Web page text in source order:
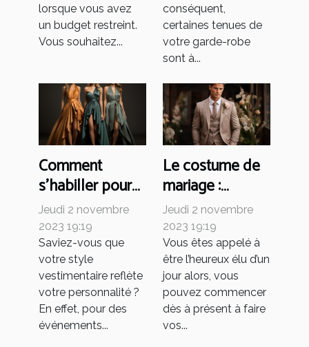
lorsque vous avez
un budget restreint.
Vous souhaitez...
conséquent,
certaines tenues de
votre garde-robe
sont à...
Comment
s’habiller pour
un gala ?
Jeudi 2 novembre
2023 19:19
Saviez-vous que
votre style
vestimentaire reflète
votre personnalité ?
En effet, pour des
événements...
Le costume de
mariage :
comment faire
son choix ?
Jeudi 2 novembre
2023 19:19
Vous êtes appelé à
être l’heureux élu d’un
jour alors, vous
pouvez commencer
dès à présent à faire
vos...